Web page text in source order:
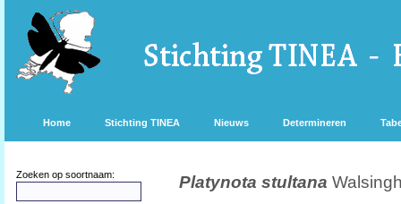
Home Stichting TINEA Nieuws Determineren
Zoeken op soortnaam: Platynota stultana